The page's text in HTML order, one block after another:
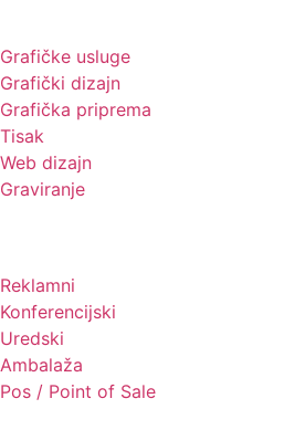
Grafičke usluge
Grafički dizajn
Grafička priprema
Tisak
Web dizajn
Graviranje
Reklamni
Konferencijski
Uredski
Ambalaža
Pos / Point of Sale